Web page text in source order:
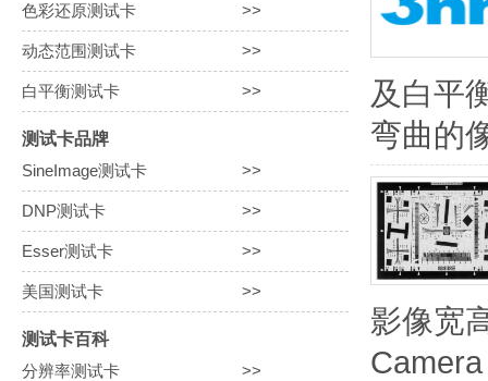
色彩还原测试卡 >>
动态范围测试卡 >>
白平衡测试卡 >>
测试卡品牌
SineImage测试卡
>>
DNP测试卡 >>
Esser测试卡 >>
美国测试卡 >>
测试卡百科
分辨率测试卡
>>
及白平
弯曲的
影像宽